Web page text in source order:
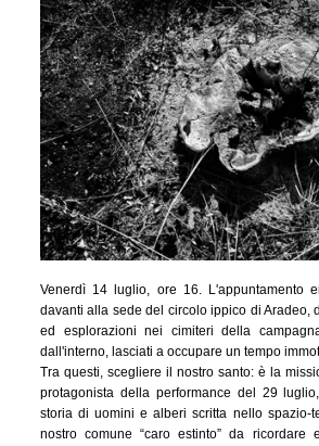
Venerdì 14 luglio, ore 16. L'appuntamento
davanti alla sede del circolo ippico di Aradeo,
ed esplorazioni nei cimiteri della
dall'interno, lasciati a occupare un tempo
Tra questi, scegliere il nostro santo: è la
protagonista della performance del 29
storia di uomini e alberi scritta nello spazio-
nostro comune “caro estinto” da ricordare